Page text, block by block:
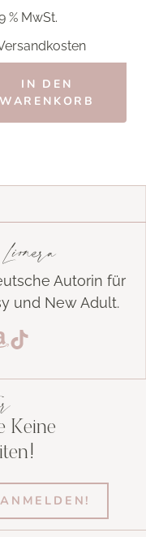
% MwSt.
IN DEN
WARENKORB
Autorin für
und New Adult.
TikTok
Keine